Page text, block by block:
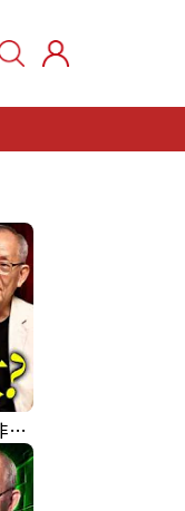
【注意!!!】外資暗中狂掃ETF想幹嘛? 非農影響能多大?!｜ Mr.永年 李 / Mr.JIMMY 高志銘 / 理財有夠跩